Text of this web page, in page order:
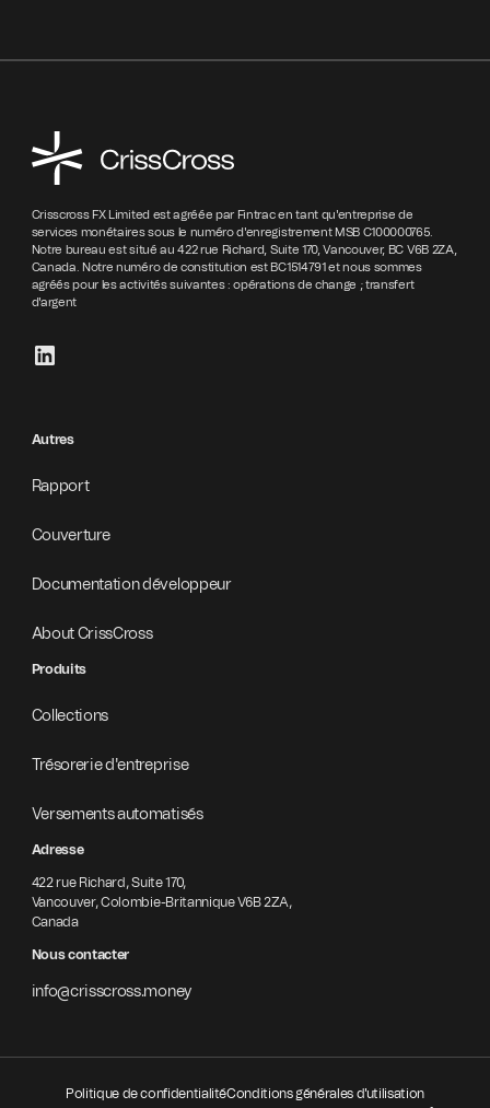
Crisscross FX Limited est agréée par Fintrac en tant qu'entreprise de
services monétaires sous le numéro d'enregistrement MSB C100000765.
Notre bureau est situé au 422 rue Richard, Suite 170, Vancouver, BC V6B 2ZA,
Canada. Notre numéro de constitution est BC1514791 et nous sommes
agréés pour les activités suivantes : opérations de change ; transfert
d'argent
Autres
Rapport
Couverture
Documentation développeur
About CrissCross
Produits
Collections
Trésorerie d'entreprise
Versements automatisés
Adresse
422 rue Richard, Suite 170,
Vancouver, Colombie-Britannique V6B 2ZA,
Canada
Nous contacter
info@crisscross.money
Politique de confidentialitéConditions générales d'utilisation